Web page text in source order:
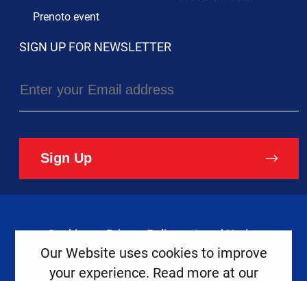
Prenoto event
SIGN UP FOR NEWSLETTER
Sign Up
Copyright ©2026Europe House
Cookies Privacy Policy Legal Notice
Our Website uses cookies to improve
your experience. Read more at our